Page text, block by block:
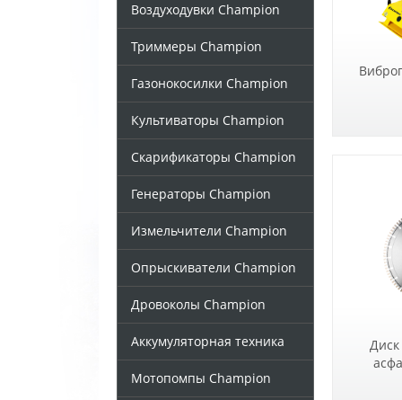
Воздуходувки Champion
Триммеры Champion
Газонокосилки Champion
Культиваторы Champion
Скарификаторы Champion
Генераторы Champion
Измельчители Champion
Опрыскиватели Champion
Дровоколы Champion
Аккумуляторная техника
Мотопомпы Champion
Диск